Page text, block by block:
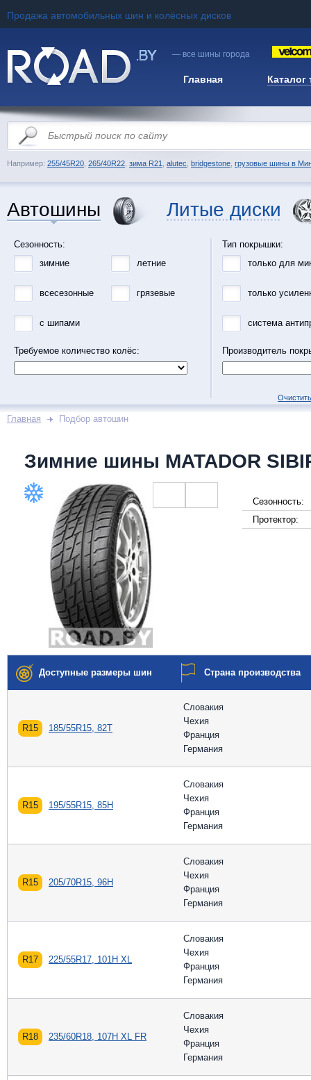
Продажа автомобильных шин и колёсных дисков
— все шины города
Главная Каталог
Например: 255/45R20 265/40R22 зима R21 alutec bridgestone грузовые шины в
Автошины Литые диски
Сезонность:
зимние
летние
всесезонные грязевые
с шипами
Требуемое количество колёс:
Тип покрышки:
только для
только
система
Производитель
Главная Подбор автошин
Зимние шины MATADOR
Сезонность:
Протектор:
Доступные размеры шин Страна производства
R15 185/55R15, 82T
Словакия
Чехия
Франция
Германия
R15 195/55R15, 85H
Словакия
Чехия
Франция
Германия
R15 205/70R15, 96H
Словакия
Чехия
Франция
Германия
R17 225/55R17, 101H XL
Словакия
Чехия
Франция
Германия
R18 235/60R18, 107H XL FR
Словакия
Чехия
Франция
Германия